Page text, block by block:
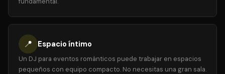
📍 Espacio íntimo
Un DJ para eventos románticos puede trabajar en espacios
pequeños con equipo compacto. No necesitas una gran sala.